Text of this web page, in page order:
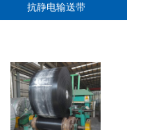
抗静电输送带